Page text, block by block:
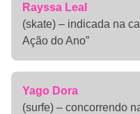
Rayssa Leal
(skate) – indicada na
Ação do Ano”
Yago Dora
(surfe) – concorrendo